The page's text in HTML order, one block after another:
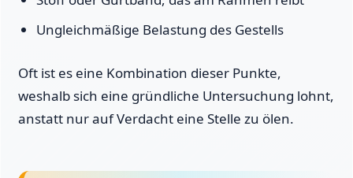
Ungleichmäßige Belastung des Gestells
Oft ist es eine Kombination dieser Punkte,
weshalb sich eine gründliche Untersuchung lohnt,
anstatt nur auf Verdacht eine Stelle zu ölen.